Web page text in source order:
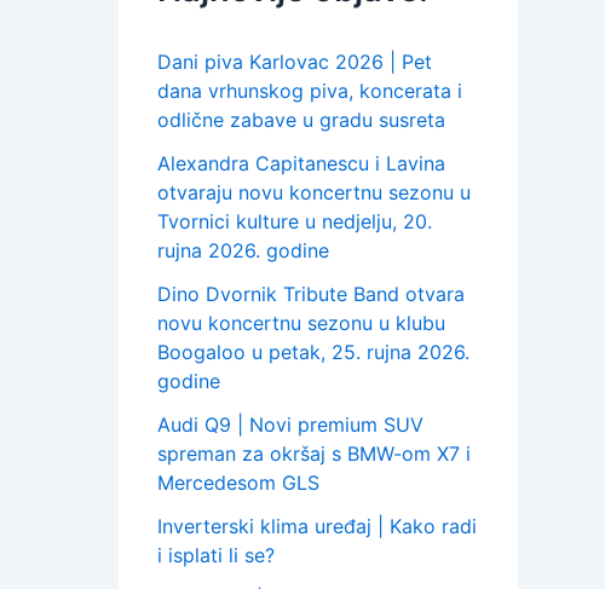
r
Dani piva Karlovac 2026 | Pet
dana vrhunskog piva, koncerata i
odlične zabave u gradu susreta
Alexandra Capitanescu i Lavina
otvaraju novu koncertnu sezonu u
Tvornici kulture u nedjelju, 20.
rujna 2026. godine
Dino Dvornik Tribute Band otvara
novu koncertnu sezonu u klubu
Boogaloo u petak, 25. rujna 2026.
godine
Audi Q9 | Novi premium SUV
spreman za okršaj s BMW-om X7 i
Mercedesom GLS
Inverterski klima uređaj | Kako radi
i isplati li se?